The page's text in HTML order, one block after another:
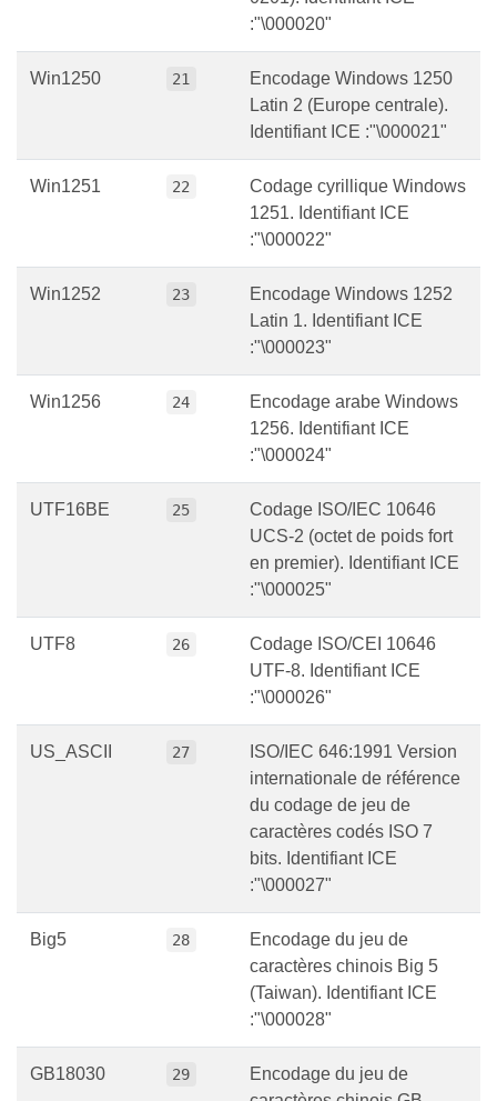
:"\000020"
Win1250 21
Encodage Windows 1250
Latin 2 (Europe centrale).
Identifiant ICE :"\000021"
Win1251 22
Codage cyrillique Windows
1251. Identifiant ICE
:"\000022"
Win1252 23
Encodage Windows 1252
Latin 1. Identifiant ICE
:"\000023"
Win1256 24
Encodage arabe Windows
1256. Identifiant ICE
:"\000024"
UTF16BE 25
Codage ISO/IEC 10646
UCS-2 (octet de poids fort
en premier). Identifiant ICE
:"\000025"
UTF8 26
Codage ISO/CEI 10646
UTF-8. Identifiant ICE
:"\000026"
US_ASCII 27
ISO/IEC 646:1991 Version
internationale de référence
du codage de jeu de
caractères codés ISO 7
bits. Identifiant ICE
:"\000027"
Big5 28
Encodage du jeu de
caractères chinois Big 5
(Taiwan). Identifiant ICE
:"\000028"
GB18030 29
Encodage du jeu de